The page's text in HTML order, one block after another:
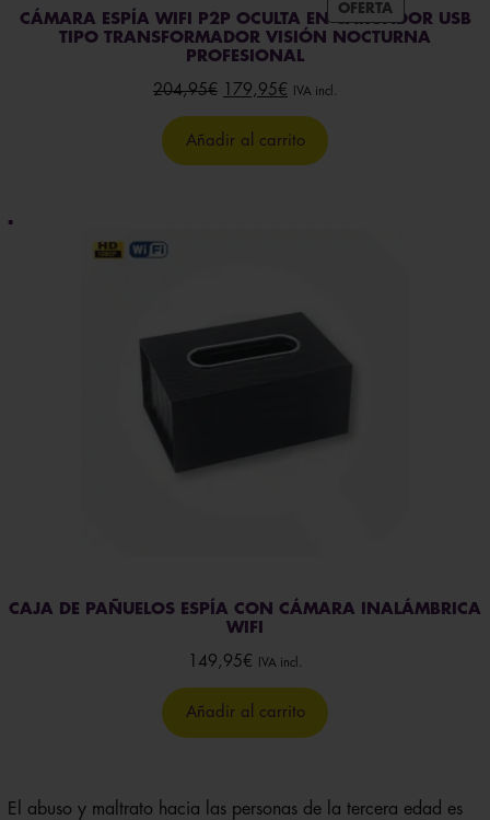
OFERTA
EN
CÁMARA ESPÍA WIFI P2P OCULTA EN CARGADOR USB
TIPO TRANSFORMADOR VISIÓN NOCTURNA
PROFESIONAL
204,95€
precio
original
179,95€ El
precio
actual
IVA incl.
Añadir al carrito
CAJA DE PAÑUELOS ESPÍA CON CÁMARA INALÁMBRICA
WIFI
149,95€ IVA incl.
Añadir al carrito
El abuso y maltrato hacia las personas de la tercera edad es